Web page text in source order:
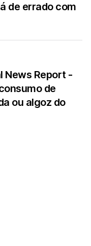
de errado com
News Report -
de
ou algoz do